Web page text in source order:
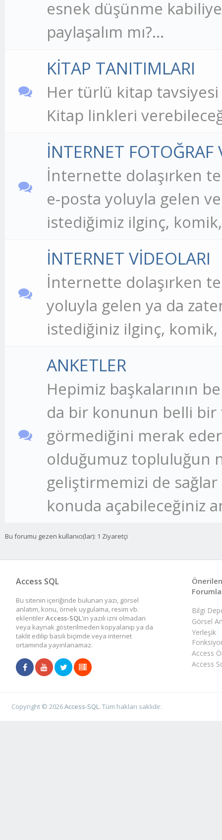
esnek düşünme
paylaşalım mı?...
KİTAP TANITIMLARI
Her türlü kitap tavsiyesi
Kitap linkleri
İNTERNET FOTOĞRAF
İnternette dolaşırken
e-posta yoluyla gelen
istediğimiz ilginç,
İNTERNET VİDEOLARI
İnternette dolaşırken
yoluyla gelen ya da
istediğiniz ilginç,
ANKETLER
Hepimiz başkalarının
da bir konunun belli
görmediğini merak
olduğumuz topluluğun
geliştirmemizi de
konuda açabileceğiniz
Bu forumu gezen kullanıcı(lar): 1 Ziyaretçi
Access SQL
Bu sitenin içeriğinde bulunan yazı, görsel
anlatım, konu, örnek uygulama, resim vb.
eklentilerAccess-SQL'in yazılı izni olmadan
veya kaynak gösterilmeden kopyalanıp ya da
taklit edilip basılı biçimde veya internet
ortamında yayınlanamaz.
Önerilen
Bilgi
Görsel
Yerleşik
Access
Access
Copyright © 2026Access-SQL. Tüm hakları saklıdır.